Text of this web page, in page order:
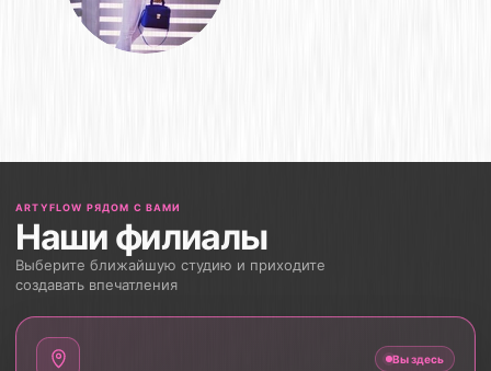
ARTYFLOW РЯДОМ С ВАМИ
Наши филиалы
Выберите ближайшую студию и приходите
создавать впечатления
Вы здесь